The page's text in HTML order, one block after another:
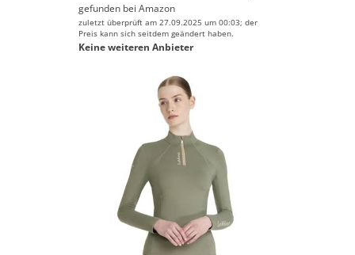
gefunden bei Amazon
zuletzt überprüft am 27.09.2025 um 00:03; der
Preis kann sich seitdem geändert haben.
Keine weiteren Anbieter